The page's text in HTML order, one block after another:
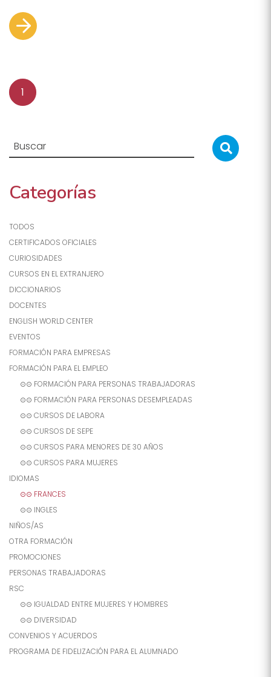
1
Categorías
TODOS
CERTIFICADOS OFICIALES
CURIOSIDADES
CURSOS EN EL EXTRANJERO
DICCIONARIOS
DOCENTES
ENGLISH WORLD CENTER
EVENTOS
FORMACIÓN PARA EMPRESAS
FORMACIÓN PARA EL EMPLEO
⊙⊙ FORMACIÓN PARA PERSONAS TRABAJADORAS
⊙⊙ FORMACIÓN PARA PERSONAS DESEMPLEADAS
⊙⊙ CURSOS DE LABORA
⊙⊙ CURSOS DE SEPE
⊙⊙ CURSOS PARA MENORES DE 30 AÑOS
⊙⊙ CURSOS PARA MUJERES
IDIOMAS
⊙⊙ FRANCES
⊙⊙ INGLES
NIÑOS/AS
OTRA FORMACIÓN
PROMOCIONES
PERSONAS TRABAJADORAS
RSC
⊙⊙ IGUALDAD ENTRE MUJERES Y HOMBRES
⊙⊙ DIVERSIDAD
CONVENIOS Y ACUERDOS
PROGRAMA DE FIDELIZACIÓN PARA EL ALUMNADO